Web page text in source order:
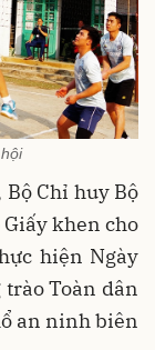
Chỉ huy Bộ
khen cho
hiện Ngày
Toàn dân
an ninh biên